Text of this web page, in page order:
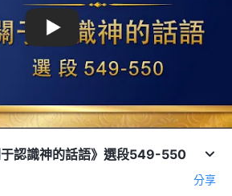
認識神的話語》選段549-550
分享